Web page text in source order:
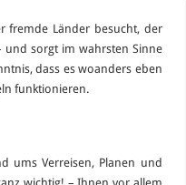
fremde Länder besucht, der
und sorgt im wahrsten Sinne
dass es woanders eben
funktionieren.
ums Verreisen, Planen und